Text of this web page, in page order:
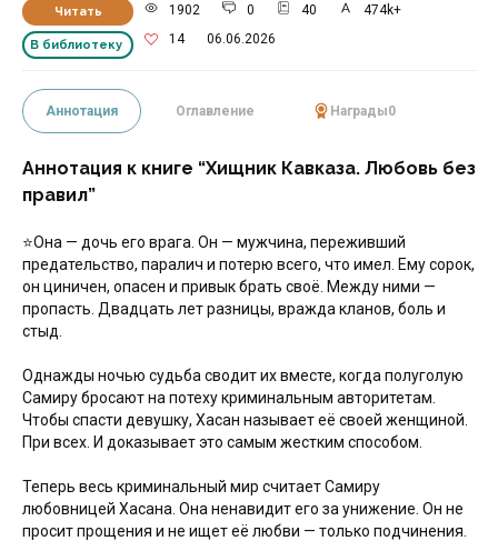
Читать
В библиотеку
1902
0 40
474k+
14
06.06.2026
Аннотация Оглавление Награды0
Аннотация к книге “Хищник Кавказа. Любовь без
правил”
⭐Она — дочь его врага. Он — мужчина, переживший
предательство, паралич и потерю всего, что имел. Ему сорок,
он циничен, опасен и привык брать своё. Между ними —
пропасть. Двадцать лет разницы, вражда кланов, боль и
стыд.
Однажды ночью судьба сводит их вместе, когда полуголую
Самиру бросают на потеху криминальным авторитетам.
Чтобы спасти девушку, Хасан называет её своей женщиной.
При всех. И доказывает это самым жестким способом.
Теперь весь криминальный мир считает Самиру
любовницей Хасана. Она ненавидит его за унижение. Он не
просит прощения и не ищет её любви — только подчинения.